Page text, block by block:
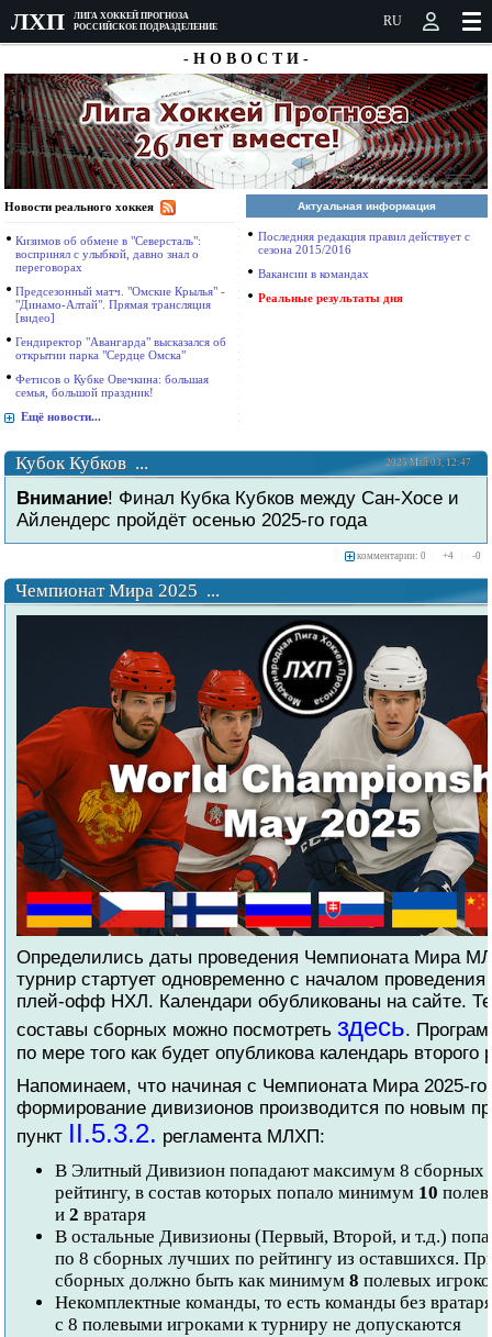
ЛXП
ЛИГА ХОККЕЙ ПРОГНОЗА
РОССИЙСКОЕ ПОДРАЗДЕЛЕНИЕ
- Н О В О С Т И -
Новости реального хоккея
Кизимов об обмене в "Северсталь":
воспринял с улыбкой, давно знал о
переговорах
Предсезонный матч. "Омские Крылья" -
"Динамо-Алтай". Прямая трансляция
[видео]
Гендиректор "Авангарда" высказался об
открытии парка "Сердце Омска"
Фетисов о Кубке Овечкина: большая
семья, большой праздник!
Ещё новости...
Актуальная информация
Последняя редакция правил действует с
сезона 2015/2016
Вакансии в командах
Реальные результаты дня
2025 Май 03, 12:47
Кубок Кубков ...
Внимание! Финал Кубка Кубков между Сан-Хосе и
Айлендерс пройдёт осенью 2025-го года
комментарии: 0 +4 -0
Чемпионат Мира 2025 ...
Определились даты проведения Чемпионата Мира
турнир стартует одновременно с началом проведения
плей-офф НХЛ. Календари обубликованы на сайте.
составы сборных можно посмотреть здесь.
по мере того как будет опубликова календарь
Напоминаем, что начиная с Чемпионата Мира 2025-го
формирование дивизионов производится по новым
пункт
II.5.3.2. регламента МЛХП:
В Элитный Дивизион попадают максимум 8 сборных
рейтингу, в состав которых попало минимум 10
и 2 вратаря
В остальные Дивизионы (Первый, Второй, и т.д.)
по 8 сборных лучших по рейтингу из оставшихся.
сборных должно быть как минимум 8 полевых
Некомплектные команды, то есть команды без
с 8 полевыми игроками к турниру не допускаются